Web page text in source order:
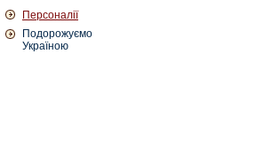
Персоналії
Подорожуємо
Україною